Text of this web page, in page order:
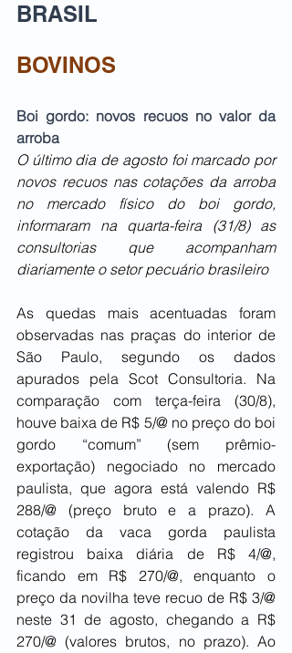
BRASIL
BOVINOS
Boi gordo: novos recuos no valor da
arroba
O último dia de agosto foi marcado por
novos recuos nas cotações da arroba
no mercado físico do boi gordo,
informaram na quarta-feira (31/8) as
consultorias que acompanham
diariamente o setor pecuário brasileiro
As quedas mais acentuadas foram
observadas nas praças do interior de
São Paulo, segundo os dados
apurados pela Scot Consultoria. Na
comparação com terça-feira (30/8),
houve baixa de R$ 5/@ no preço do boi
gordo “comum” (sem prêmio-
exportação) negociado no mercado
paulista, que agora está valendo R$
288/@ (preço bruto e a prazo). A
cotação da vaca gorda paulista
registrou baixa diária de R$ 4/@,
ficando em R$ 270/@, enquanto o
preço da novilha teve recuo de R$ 3/@
neste 31 de agosto, chegando a R$
270/@ (valores brutos, no prazo). Ao